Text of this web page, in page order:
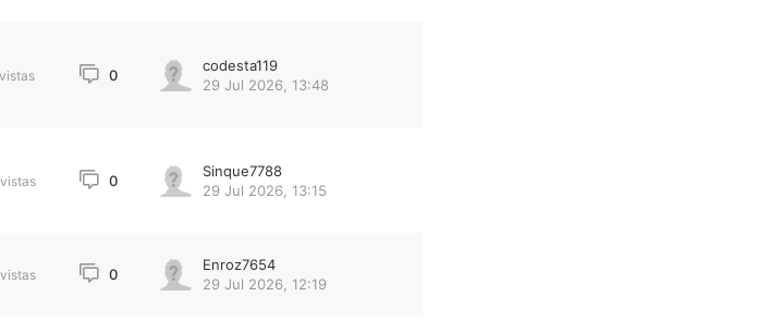
vistas 0
codesta119
29 Jul 2026, 13:48
vistas 0
Sinque7788
29 Jul 2026, 13:15
vistas 0
Enroz7654
29 Jul 2026, 12:19